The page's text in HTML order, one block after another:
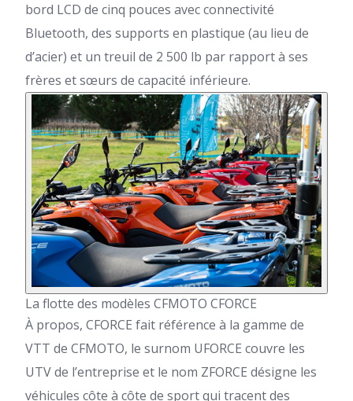
bord LCD de cinq pouces avec connectivité
Bluetooth, des supports en plastique (au lieu de
d’acier) et un treuil de 2 500 lb par rapport à ses
frères et sœurs de capacité inférieure.
La flotte des modèles CFMOTO CFORCE
À propos, CFORCE fait référence à la gamme de
VTT de CFMOTO, le surnom UFORCE couvre les
UTV de l’entreprise et le nom ZFORCE désigne les
véhicules côte à côte de sport qui tracent des